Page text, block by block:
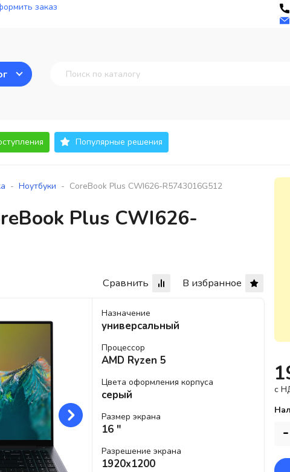
заказ
Популярные решения
- Ноутбуки - CoreBook Plus CWI626-R5743016G512
Plus CWI626-
Сравнить В избранное
Назначение
универсальный
Процессор
AMD Ryzen 5
Цвета оформления корпуса
серый
Размер экрана
16 "
Разрешение экрана
1920x1200
c
-